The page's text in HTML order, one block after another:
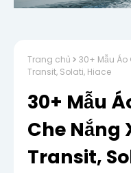
Trang chủ
30+ Mẫu Áo
Transit, Solati, Hiace
30+ Mẫu
Che Nắng
Transit,